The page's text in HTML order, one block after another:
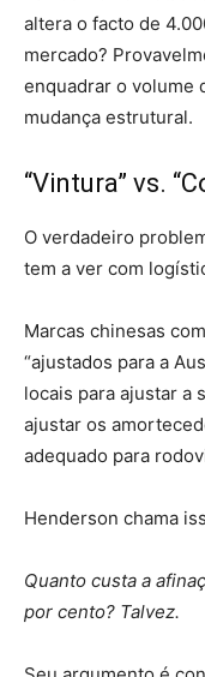
altera o facto de
mercado?
enquadrar o volume
mudança estrutural.
“Vintura” vs.
O verdadeiro
tem a ver com
Marcas chinesas
“ajustados para a
locais para ajustar a
ajustar os
adequado para
Henderson chama
Quanto custa a
por cento? Talvez.